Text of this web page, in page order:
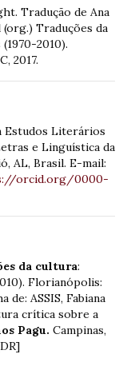
Tradução de Ana
(org.) Traduções da
2010).
2017.
Estudos Literários
e Linguística da
AL, Brasil. E-mail:
orcid.org/0000-
da cultura:
Florianópolis:
de: ASSIS, Fabiana
crítica sobre a
Pagu. Campinas,